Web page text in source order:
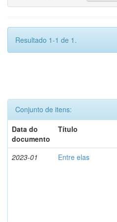
Resultado 1-1 de 1.
Conjunto de itens:
Data do
documento
Título
2023-01 Entre elas